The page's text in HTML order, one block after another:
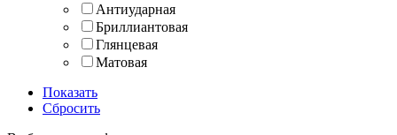
Антиударная
Бриллиантовая
Глянцевая
Матовая
Показать
Сбросить